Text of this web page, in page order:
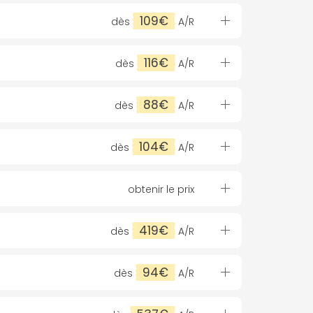
dès 109€ A/R
dès 116€ A/R
dès 88€ A/R
dès 104€ A/R
obtenir le prix
dès 419€ A/R
dès 94€ A/R